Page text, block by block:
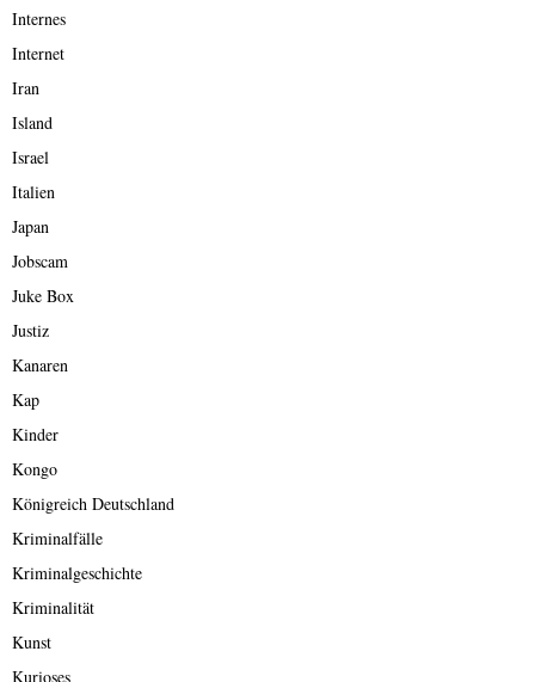
Internes
Internet
Iran
Island
Israel
Italien
Japan
Jobscam
Juke Box
Justiz
Kanaren
Kap
Kinder
Kongo
Königreich Deutschland
Kriminalfälle
Kriminalgeschichte
Kriminalität
Kunst
Kurioses